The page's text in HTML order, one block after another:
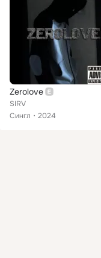
Zerolove
SIRV
Сингл
2024